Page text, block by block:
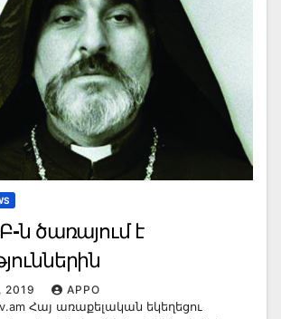
ն ծառայում է
2019
APPO
Հայ առաքելական եկեղեցու